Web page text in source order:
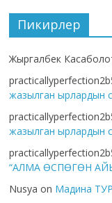
Пикирлер
Жыргалбек
жазылган ырлардын
жазылган ырлардын
“АЛМА ӨСПӨГӨН
Nusya on Мадина